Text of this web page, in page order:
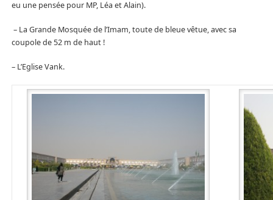
eu une pensée pour MP, Léa et Alain).
– La Grande Mosquée de l’Imam, toute de bleue vêtue, avec sa
coupole de 52 m de haut !
– L’Eglise Vank.